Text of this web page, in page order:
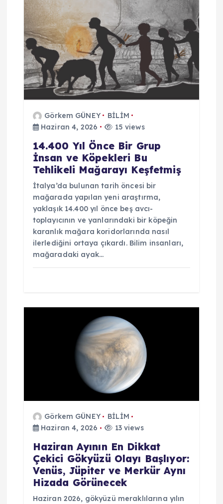
n
m
e
s
Görkem GÜNEY
BİLİM
Haziran 4, 2026
15 views
14.400 Yıl Önce Bir Grup
İnsan ve Köpekleri Bu
Tehlikeli Mağarayı Keşfetmiş
İtalya’da bulunan tarih öncesi bir
mağarada yapılan yeni araştırma,
yaklaşık 14.400 yıl önce beş avcı-
toplayıcının ve yanlarındaki bir köpeğin
karanlık mağara koridorlarında nasıl
ilerlediğini ortaya çıkardı. Bilim insanları,
mağaradaki ayak…
Görkem GÜNEY
BİLİM
Haziran 4, 2026
13 views
Haziran Ayının En Dikkat
Çekici Gökyüzü Olayı Başlıyor:
Venüs, Jüpiter ve Merkür Aynı
Hizada Görünecek
Haziran 2026, gökyüzü meraklılarına yılın